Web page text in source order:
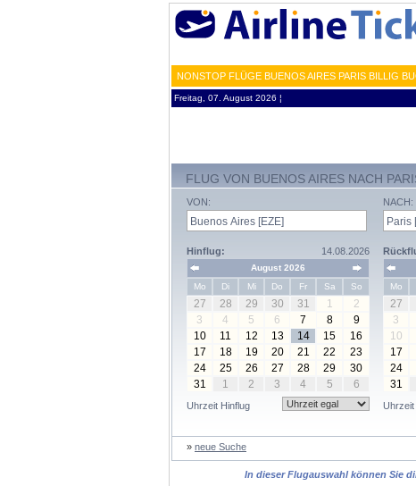
NONSTOP FLÜGE BUENOS AIRES PARIS BILLIG
Freitag, 07. August 2026 ¦
FLUG VON BUENOS AIRES NACH
VON:
Hinflug: 14.08.2026
August 2026
Mo
Di Mi Do Fr Sa So
27 28 29 30 31 1
2
3
4 5 6 7 8
9
10
11 12 13 14 15
16
17
18 19 20 21 22
23
24
25 26 27 28 29
30
31
1 2 3 4 5 6
Uhrzeit Hinflug
NACH:
Mo
27
3
10
17
24
31
» neue Suche
In dieser Flugauswahl können Sie